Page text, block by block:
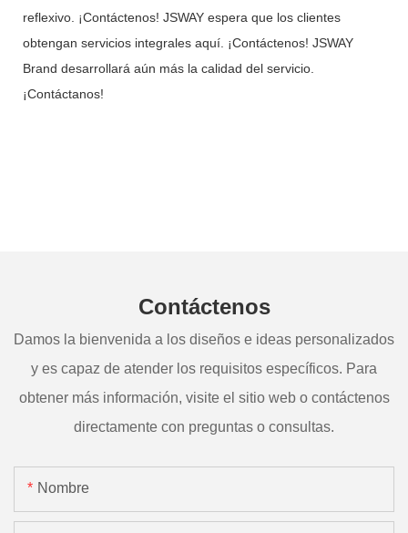
reflexivo. ¡Contáctenos! JSWAY espera que los clientes
obtengan servicios integrales aquí. ¡Contáctenos! JSWAY
Brand desarrollará aún más la calidad del servicio.
¡Contáctanos!
Contáctenos
Damos la bienvenida a los diseños e ideas personalizados
y es capaz de atender los requisitos específicos. Para
obtener más información, visite el sitio web o contáctenos
directamente con preguntas o consultas.
Nombre